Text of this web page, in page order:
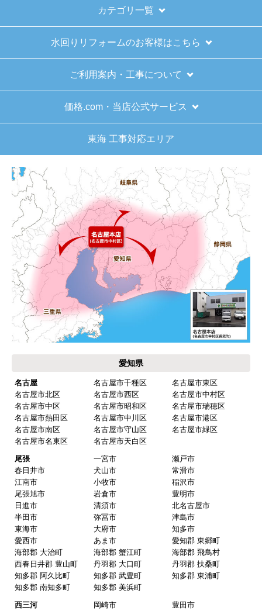
予定の期日までに商品が届きましたか？
はい
【注文商品】給湯器 【注文時期】2025
年11月頃（モバイルから）
【このショップを選んだ理由は？】
キッチン混合栓に続いて2回目の利用です。価格が
リーズナブルで、HPの構成から見てしっかりして
いる会社だなと思っていたので再度利用。やはり
期待通りにきちんと対応してもらえました。
【注文からどのくらいで届きましたか？】
工事日を自分から発注の2週間先にしていたので、
遅れることもなく予定通りに工事前に到着。
【その他感想・コメント】
保証書に添付する工事店の証明もきちんと対応し
次に何か交換タイミングが来たら、一番の候補先
業者さんです。
ピングーヒサコさん
2025年10月30日 14:53
欲しい商品をスムーズに注文できましたか？
ショップからの連絡や対応は適切でしたか？
予定の期日までに商品が届きましたか？
商品の梱包は必要十分なものでしたか？
はい
カテゴリ一覧
水回りリフォームのお客様はこちら
ご利用案内・工事について
価格.com・当店公式サービス
東海 工事対応エリア
愛知県
名古屋 名古屋市千種区
名古屋市東区
名古屋市北区
名古屋市西区
名古屋市中村区
名古屋市中区
名古屋市昭和区
名古屋市瑞穂区
名古屋市熱田区
名古屋市中川区
名古屋市港区
名古屋市南区
名古屋市守山区
名古屋市緑区
名古屋市名東区
名古屋市天白区
尾張
一宮市
瀬戸市
春日井市
犬山市
常滑市
江南市
小牧市
稲沢市
尾張旭市
岩倉市
豊明市
日進市
清須市
北名古屋市
半田市
弥冨市
津島市
東海市
大府市
知多市
愛西市
あま市
愛知郡 東郷町
海部郡 大治町
海部郡 蟹江町
海部郡 飛鳥村
西春日井郡 豊山町
丹羽郡 大口町
丹羽郡 扶桑町
知多郡 阿久比町
知多郡 武豊町
知多郡 東浦町
知多郡 南知多町
知多郡 美浜町
西三河
岡崎市
豊田市